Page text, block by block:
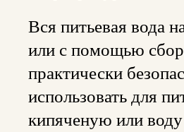
Вся питьевая вода
или с помощью
практически
использовать для
кипяченую или